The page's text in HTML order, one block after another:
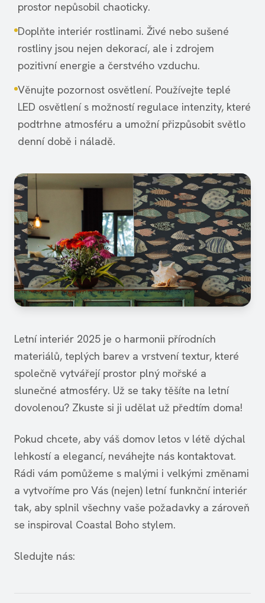
prostor nepůsobil chaoticky.
Doplňte interiér rostlinami. Živé nebo sušené
rostliny jsou nejen dekorací, ale i zdrojem
pozitivní energie a čerstvého vzduchu.
Věnujte pozornost osvětlení. Používejte teplé
LED osvětlení s možností regulace intenzity, které
podtrhne atmosféru a umožní přizpůsobit světlo
denní době i náladě.
Letní interiér 2025 je o harmonii přírodních
materiálů, teplých barev a vrstvení textur, které
společně vytvářejí prostor plný mořské a
slunečné atmosféry. Už se taky těšíte na letní
dovolenou? Zkuste si ji udělat už předtím doma!
Pokud chcete, aby váš domov letos v létě dýchal
lehkostí a elegancí, neváhejte nás kontaktovat.
Rádi vám pomůžeme s malými i velkými změnami
a vytvoříme pro Vás (nejen) letní funknční interiér
tak, aby splnil všechny vaše požadavky a zároveň
se inspiroval Coastal Boho stylem.
Sledujte nás: